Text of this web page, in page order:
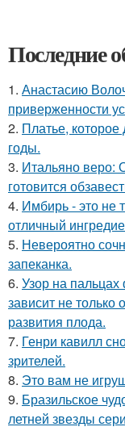
Последние
1. Анастасию
приверженности
2. Платье,
годы.
3. Итальяно веро:
готовится
4. Имбирь - это не
отличный
5. Невероятно
запеканка.
6. Узор на
зависит не только
развития плода.
7. Генри кавилл
зрителей.
8. Это вам не
9. Бразильское
летней звезды